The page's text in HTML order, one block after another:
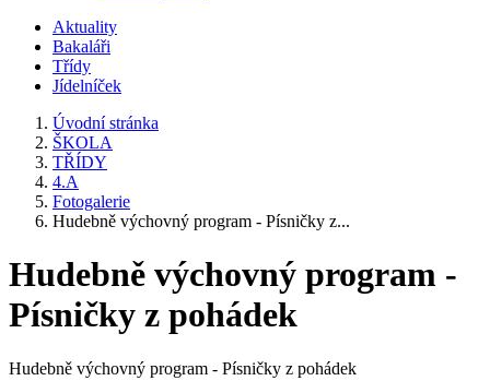
Aktuality
Bakaláři
Třídy
Jídelníček
Úvodní stránka
ŠKOLA
TŘÍDY
4.A
Fotogalerie
Hudebně výchovný program - Písničky z...
Hudebně výchovný program -
Písničky z pohádek
Hudebně výchovný program - Písničky z pohádek